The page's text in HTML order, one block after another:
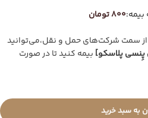
سمت شرکت‌های حمل و نقل،می‌توانید
پلاسکو] بیمه کنید تا در صورت
بیمه:800 تومان
به سبد خرید